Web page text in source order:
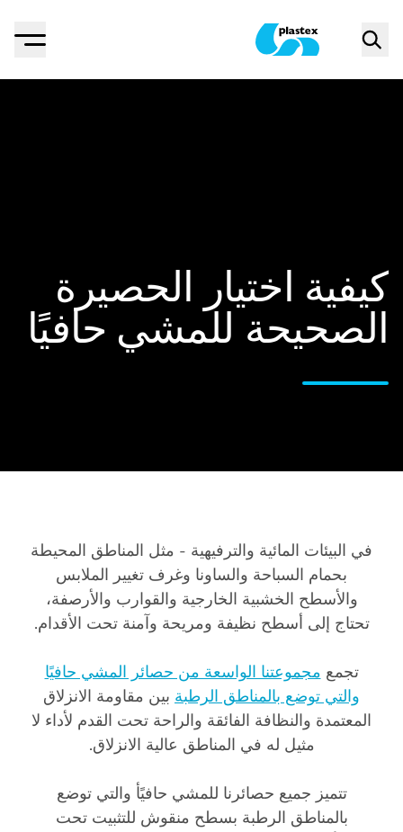
Menu
كيفية اختيار الحصيرة
الصحيحة للمشي حافيًا
في البيئات المائية والترفيهية - مثل المناطق المحيطة
بحمام السباحة والساونا وغرف تغيير الملابس
والأسطح الخشبية الخارجية والقوارب والأرصفة،
تحتاج إلى أسطح نظيفة ومريحة وآمنة تحت الأقدام.
تجمع مجموعتنا الواسعة من حصائر المشي حافيًا
والتي توضع بالمناطق الرطبة بين مقاومة الانزلاق
المعتمدة والنظافة الفائقة والراحة تحت القدم لأداء لا
مثيل له في المناطق عالية الانزلاق.
تتميز جميع حصائرنا للمشي حافيًأ والتي توضع
بالمناطق الرطبة بسطح منقوش للتثبيت تحت